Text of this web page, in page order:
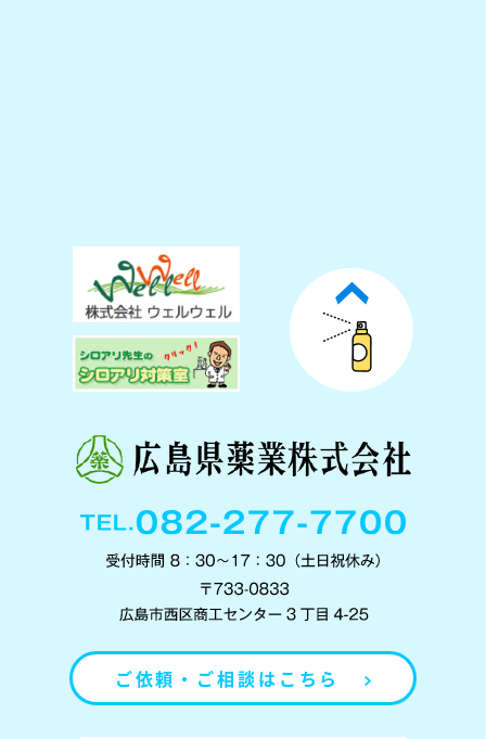
ご依頼・ご相談はこちら